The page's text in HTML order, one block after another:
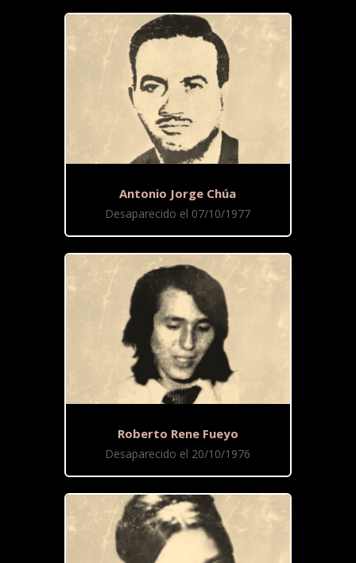
Antonio Jorge Chúa
Desaparecido el 07/10/1977
Roberto Rene Fueyo
Desaparecido el 20/10/1976